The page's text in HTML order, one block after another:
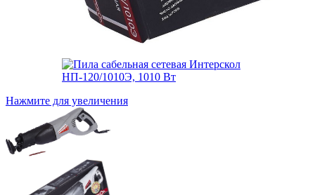
Нажмите для увеличения